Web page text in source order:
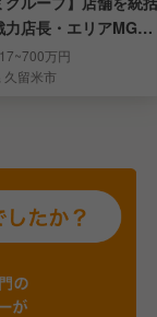
力店長・エリアMGR
募集！万円
久留米市